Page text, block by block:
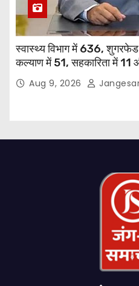
स्वास्थ्य विभाग में 636, शुगरफेड
कल्याण में 51, सहकारिता में 11
हुईं: मुख्यमंत्री भगवंत सिंह मान
Aug 9, 2026